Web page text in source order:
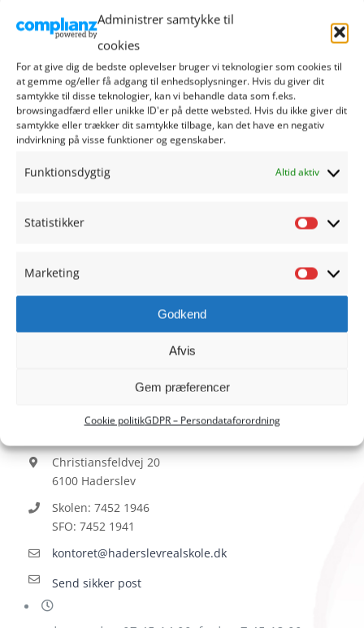
Administrer samtykke til
cookies
For at give dig de bedste oplevelser bruger vi teknologier som cookies til
at gemme og/eller få adgang til enhedsoplysninger. Hvis du giver dit
samtykke til disse teknologier, kan vi behandle data som f.eks.
browsingadfærd eller unikke ID'er på dette websted. Hvis du ikke giver dit
samtykke eller trækker dit samtykke tilbage, kan det have en negativ
indvirkning på visse funktioner og egenskaber.
Funktionsdygtig Altid aktiv
Statistikker
Marketing
Godkend
Afvis
Gem præferencer
Cookie politikGDPR – Persondataforordning
Elektronisk tilmeldelsesblanket
Tilføj til kurv Details
HADERSLEV REALSKOLE
Christiansfeldvej 20
6100 Haderslev
Skolen: 7452 1946
SFO: 7452 1941
kontoret@haderslevrealskole.dk
Send sikker post